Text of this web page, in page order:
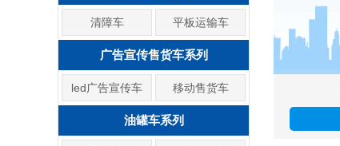
清障车 平板运输车
广告宣传售货车系列
led广告宣传车 移动售货车
油罐车系列